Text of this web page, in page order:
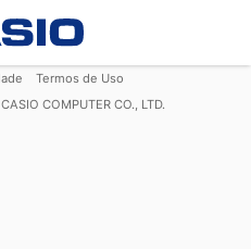
Termos de Uso
CASIO COMPUTER CO., LTD.